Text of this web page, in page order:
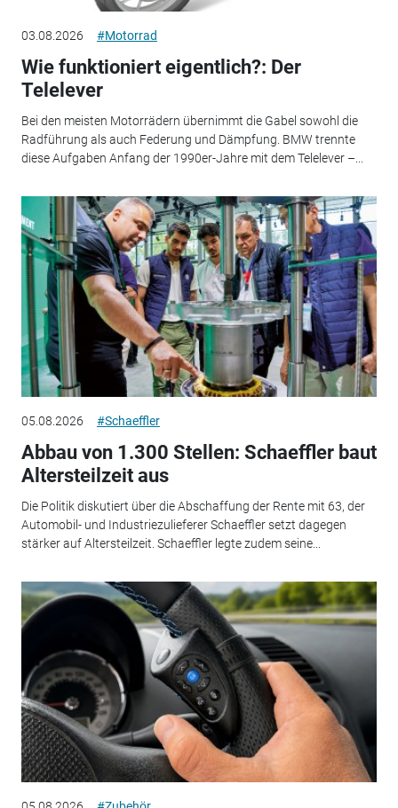
03.08.2026 #Motorrad
Wie funktioniert eigentlich?: Der
Telelever
Bei den meisten Motorrädern übernimmt die Gabel sowohl die
Radführung als auch Federung und Dämpfung. BMW trennte
diese Aufgaben Anfang der 1990er-Jahre mit dem Telelever –...
05.08.2026 #Schaeffler
Abbau von 1.300 Stellen: Schaeffler baut
Altersteilzeit aus
Die Politik diskutiert über die Abschaffung der Rente mit 63, der
Automobil- und Industriezulieferer Schaeffler setzt dagegen
stärker auf Altersteilzeit. Schaeffler legte zudem seine...